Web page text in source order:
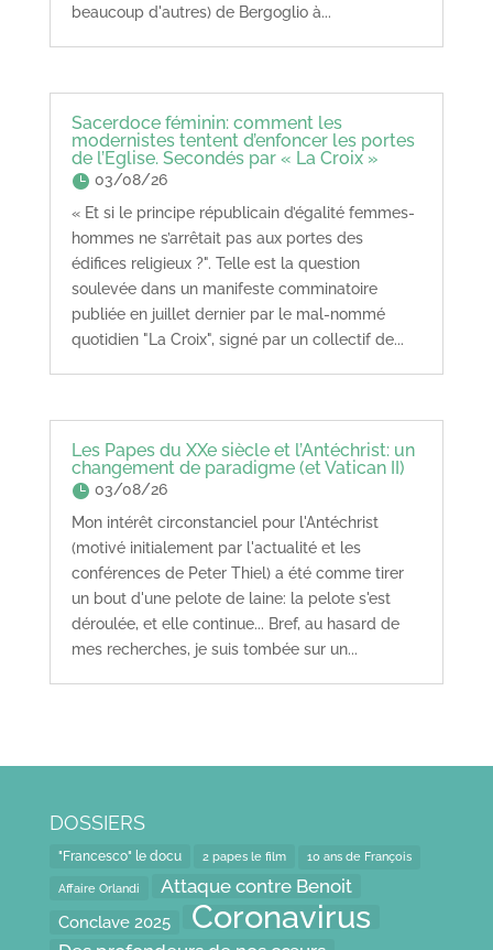
beaucoup d'autres) de Bergoglio à...
Sacerdoce féminin: comment les
modernistes tentent d’enfoncer les portes
de l’Eglise. Secondés par « La Croix »
03/08/26
« Et si le principe républicain d’égalité femmes-
hommes ne s’arrêtait pas aux portes des
édifices religieux ?". Telle est la question
soulevée dans un manifeste comminatoire
publiée en juillet dernier par le mal-nommé
quotidien "La Croix", signé par un collectif de...
Les Papes du XXe siècle et l’Antéchrist: un
changement de paradigme (et Vatican II)
03/08/26
Mon intérêt circonstanciel pour l'Antéchrist
(motivé initialement par l'actualité et les
conférences de Peter Thiel) a été comme tirer
un bout d'une pelote de laine: la pelote s'est
déroulée, et elle continue... Bref, au hasard de
mes recherches, je suis tombée sur un...
DOSSIERS
"Francesco" le docu 2 papes le film 10 ans de François
Affaire Orlandi Attaque contre Benoit
Conclave 2025 Coronavirus